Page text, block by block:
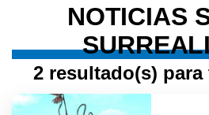
NOTICIAS
2 resultado(s)